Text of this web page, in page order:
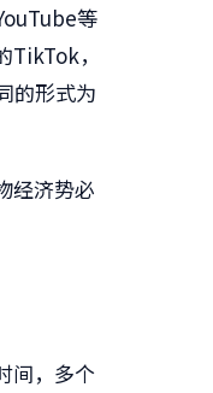
等
，
的形式为
经济势必
间，多个